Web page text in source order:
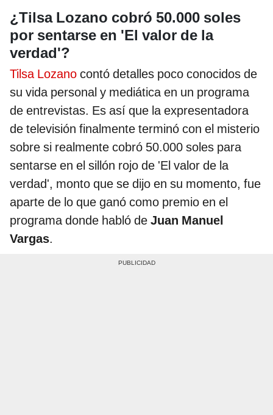
¿Tilsa Lozano cobró 50.000 soles
por sentarse en 'El valor de la
verdad'?
Tilsa Lozano contó detalles poco conocidos de
su vida personal y mediática en un programa
de entrevistas. Es así que la expresentadora
de televisión finalmente terminó con el misterio
sobre si realmente cobró 50.000 soles para
sentarse en el sillón rojo de 'El valor de la
verdad', monto que se dijo en su momento, fue
aparte de lo que ganó como premio en el
programa donde habló de Juan Manuel
Vargas.